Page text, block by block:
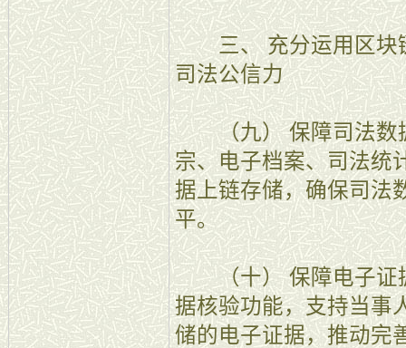
三、 充分运用区块链
司法公信力
（九） 保障司法数据
宗、电子档案、司法统
据上链存储，确保司法
平。
（十） 保障电子证据
据核验功能，支持当事
储的电子证据，推动完